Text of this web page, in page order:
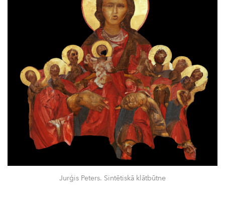
Jurģis Peters. Sintētiskā klātbūtne